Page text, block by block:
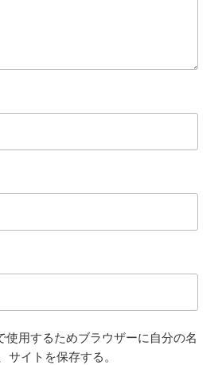
使用するためブラウザーに自分の名
サイトを保存する。